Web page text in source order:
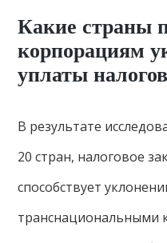
Какие страны
корпорациям
уплаты
В результате
20 стран, налоговое
способствует
транснациональными